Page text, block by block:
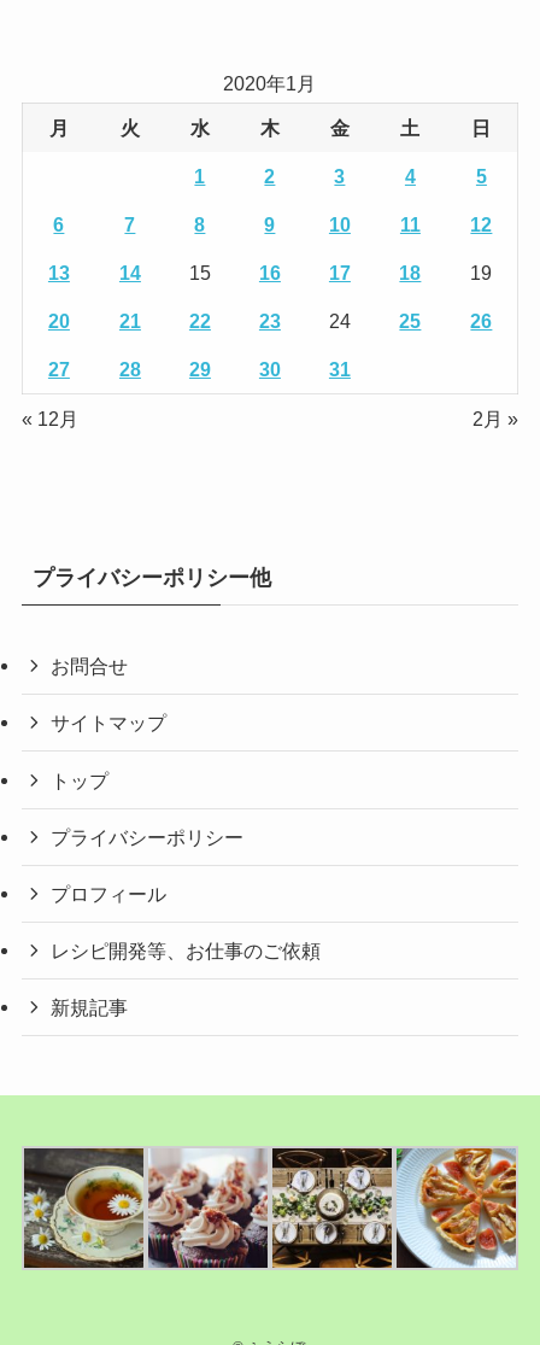
2020年1月
月 火 水 木 金 土 日
1 2 3 4 5
6 7 8 9 10 11 12
13 14 15 16 17 18 19
20 21 22 23 24 25 26
27 28 29 30 31
« 12月 2月 »
プライバシーポリシー他
お問合せ
サイトマップ
トップ
プライバシーポリシー
プロフィール
レシピ開発等、お仕事のご依頼
新規記事